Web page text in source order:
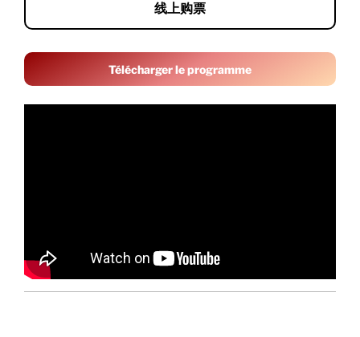
线上购票
Télécharger le programme